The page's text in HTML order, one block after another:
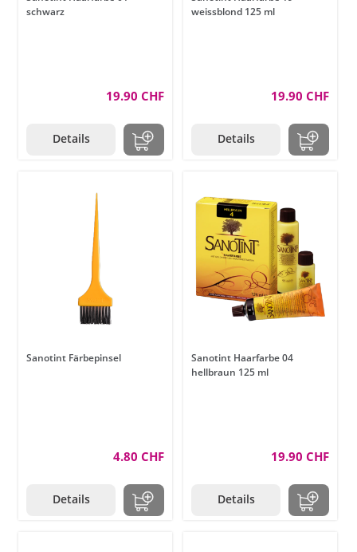
schwarz
19.90 CHF
Details
weissblond 125 ml
19.90 CHF
Details
Sanotint Färbepinsel
4.80 CHF
Details
Sanotint Haarfarbe 04
hellbraun 125 ml
19.90 CHF
Details